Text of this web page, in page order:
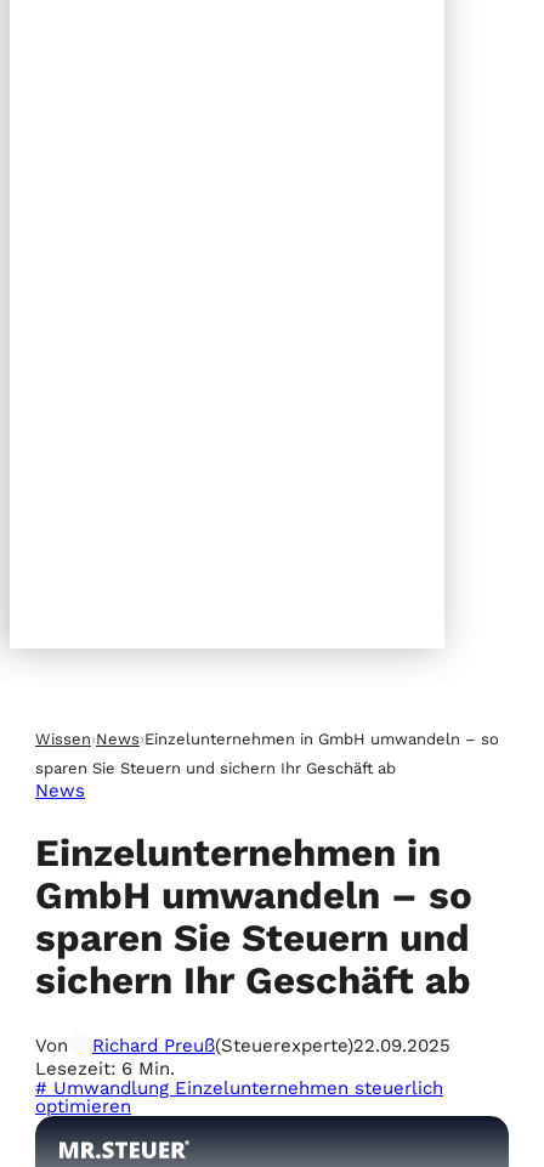
Wissen›News›Einzelunternehmen in GmbH umwandeln – so
sparen Sie Steuern und sichern Ihr Geschäft ab
News
Einzelunternehmen in
GmbH umwandeln – so
sparen Sie Steuern und
sichern Ihr Geschäft ab
Von Richard Preuß(Steuerexperte)22.09.2025
Lesezeit: 6 Min.
# Umwandlung Einzelunternehmen steuerlich
optimieren